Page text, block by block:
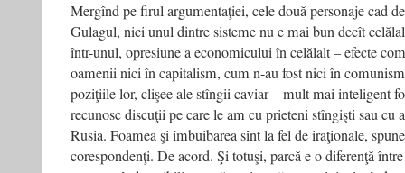
Mergînd pe firul argumentaţiei, cele două personaje cad
Gulagul, nici unul dintre sisteme nu e mai bun decît
într-unul, opresiune a economicului în celălalt – efecte
oamenii nici în capitalism, cum n-au fost nici în
poziţiile lor, clişee ale stîngii caviar – mult mai inteligent
recunosc discuţii pe care le am cu prieteni stîngişti sau cu
Rusia. Foamea şi îmbuibarea sînt la fel de iraţionale,
corespondenţi. De acord. Şi totuşi, parcă e o diferenţă